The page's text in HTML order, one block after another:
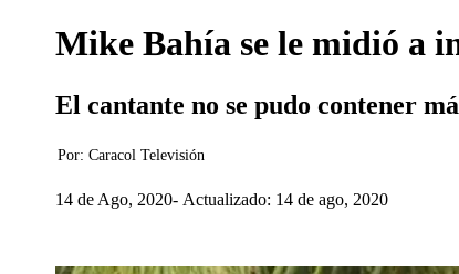
Mike Bahía se le midió a
El cantante no se pudo contener
Por: Caracol Televisión
14 de Ago, 2020 Actualizado: 14 de ago, 2020